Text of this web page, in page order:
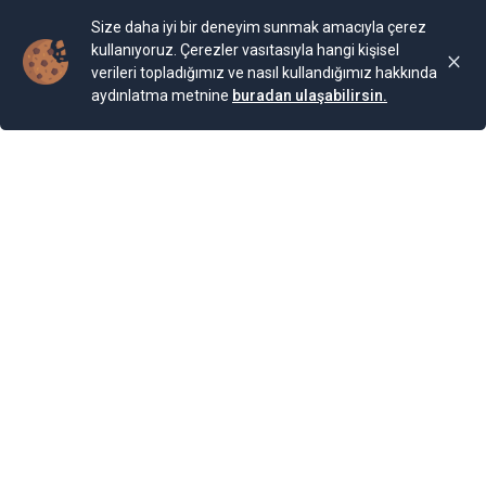
Size daha iyi bir deneyim sunmak amacıyla çerez
kullanıyoruz. Çerezler vasıtasıyla hangi kişisel
verileri topladığımız ve nasıl kullandığımız hakkında
aydınlatma metnine buradan ulaşabilirsin.